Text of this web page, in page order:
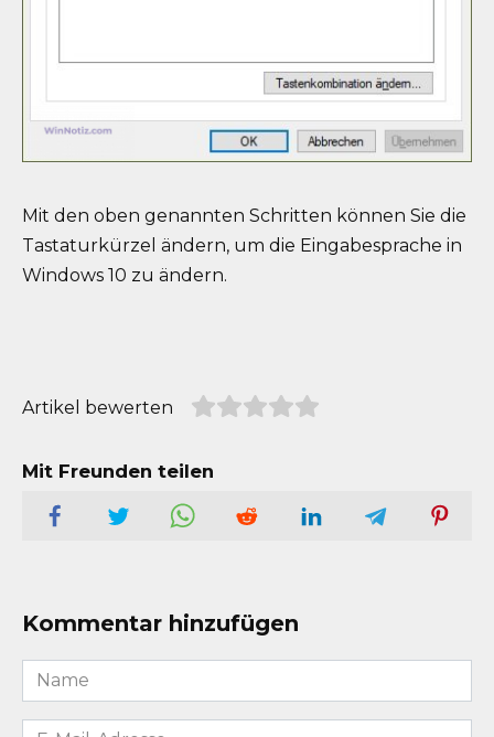
Mit den oben genannten Schritten können Sie die
Tastaturkürzel ändern, um die Eingabesprache in
Windows 10 zu ändern.
Artikel bewerten
Mit Freunden teilen
Kommentar hinzufügen
Name
*
E-